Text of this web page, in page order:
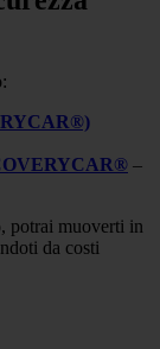
–
, potrai muoverti in
da costi